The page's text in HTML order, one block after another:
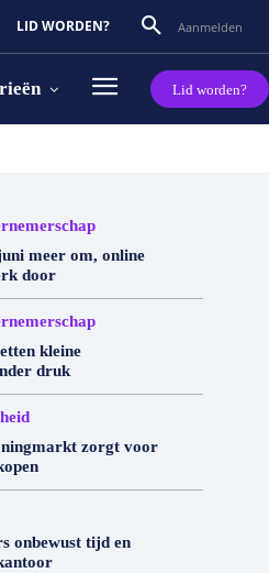
LID WORDEN? Aanmelden
Lid worden?
meer om, online
door
kleine
druk
zorgt voor
onbewust tijd en